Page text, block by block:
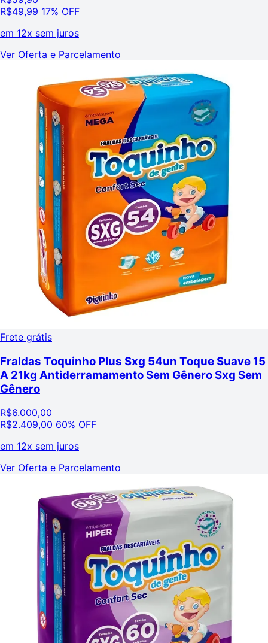
R$49,99 17% OFF
em 12x sem juros
Ver Oferta e Parcelamento
Frete grátis
Fraldas Toquinho Plus Sxg 54un Toque Suave 15
A 21kg Antiderramamento Sem Gênero Sxg Sem
Gênero
R$6.000,00
R$2.409,00 60% OFF
em 12x sem juros
Ver Oferta e Parcelamento